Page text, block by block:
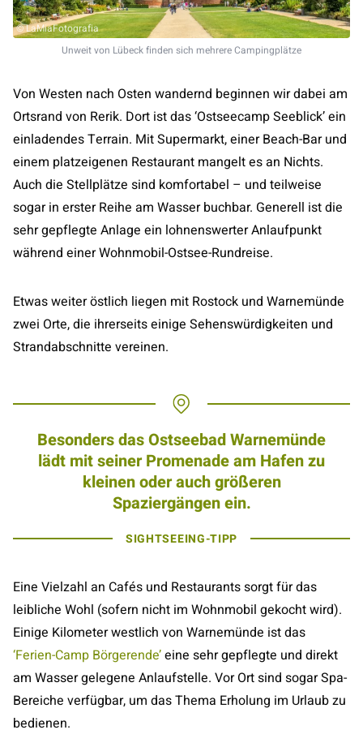
© LaMiaFotografia
Unweit von Lübeck finden sich mehrere Campingplätze
Von Westen nach Osten wandernd beginnen wir dabei am
Ortsrand von Rerik. Dort ist das ‘Ostseecamp Seeblick’ ein
einladendes Terrain. Mit Supermarkt, einer Beach-Bar und
einem platzeigenen Restaurant mangelt es an Nichts.
Auch die Stellplätze sind komfortabel – und teilweise
sogar in erster Reihe am Wasser buchbar. Generell ist die
sehr gepflegte Anlage ein lohnenswerter Anlaufpunkt
während einer Wohnmobil-Ostsee-Rundreise.
Etwas weiter östlich liegen mit Rostock und Warnemünde
zwei Orte, die ihrerseits einige Sehenswürdigkeiten und
Strandabschnitte vereinen.
Besonders das Ostseebad Warnemünde
lädt mit seiner Promenade am Hafen zu
kleinen oder auch größeren
Spaziergängen ein.
SIGHTSEEING-TIPP
Eine Vielzahl an Cafés und Restaurants sorgt für das
leibliche Wohl (sofern nicht im Wohnmobil gekocht wird).
Einige Kilometer westlich von Warnemünde ist das
‘Ferien-Camp Börgerende’eine sehr gepflegte und direkt
am Wasser gelegene Anlaufstelle. Vor Ort sind sogar Spa-
Bereiche verfügbar, um das Thema Erholung im Urlaub zu
bedienen.